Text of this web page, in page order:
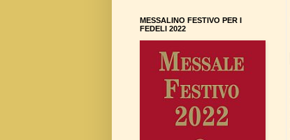
MESSALINO FESTIVO PER I
FEDELI 2022